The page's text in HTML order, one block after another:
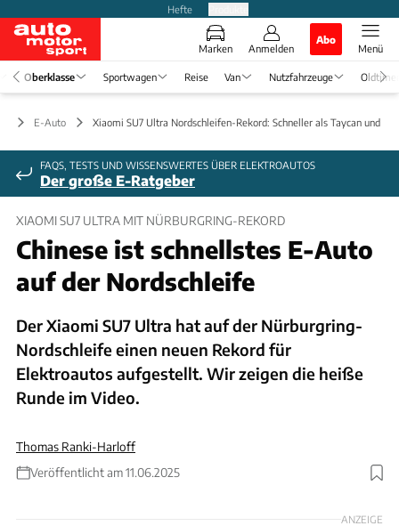
Hefte
Marken Anmelden
Abo
Menü
Oberklasse Sportwagen Reise Van Nutzfahrzeuge Oldtimer
E-Auto Xiaomi SU7 Ultra Nordschleifen-Rekord: Schneller als Taycan und
FAQS, TESTS UND WISSENSWERTES ÜBER ELEKTROAUTOS
Der große E-Ratgeber
XIAOMI SU7 ULTRA MIT NÜRBURGRING-REKORD
Chinese ist schnellstes E-Auto
auf der Nordschleife
Der Xiaomi SU7 Ultra hat auf der Nürburgring-
Nordschleife einen neuen Rekord für
Elektroautos aufgestellt. Wir zeigen die heiße
Runde im Video.
Thomas Ranki-Harloff
Veröffentlicht am 11.06.2025
ANZEIGE